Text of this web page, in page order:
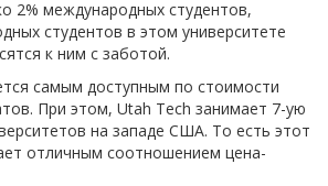
2% международных студентов,
студентов в этом университете
к ним с заботой.
самым доступным по стоимости
При этом, Utah Tech занимает 7-ую
на западе США. То есть этот
отличным соотношением цена-